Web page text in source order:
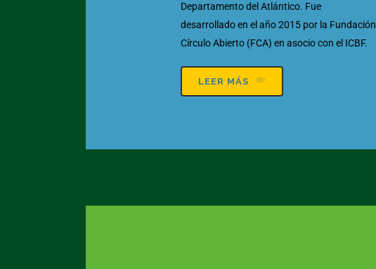
Departamento del Atlántico. Fue
desarrollado en el año 2015 por la Fundación
Círculo Abierto (FCA) en asocio con el ICBF.
LEER MÁS